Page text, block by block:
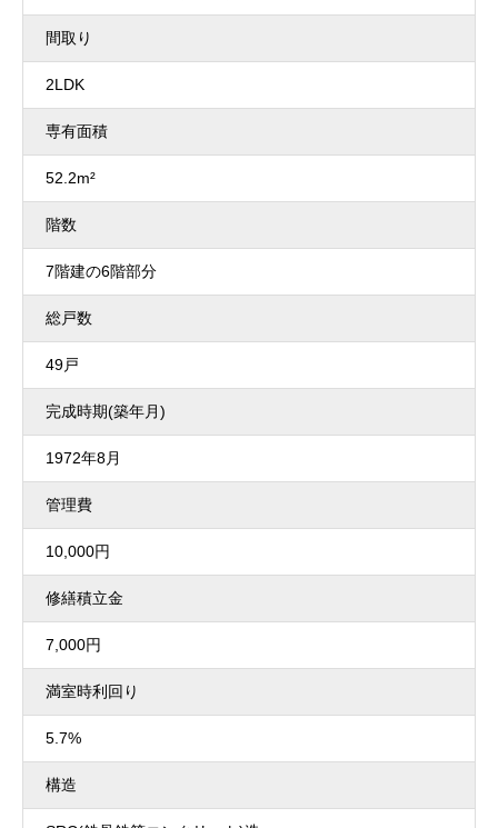
間取り
2LDK
専有面積
52.2m²
階数
7階建の6階部分
総戸数
49戸
完成時期(築年月)
1972年8月
管理費
10,000円
修繕積立金
7,000円
満室時利回り
5.7%
構造